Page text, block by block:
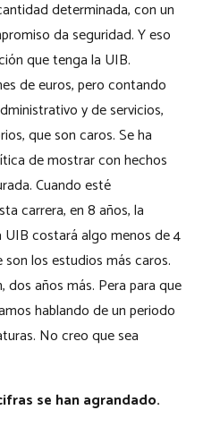
determinada, con un
da seguridad. Y eso
que tenga la UIB.
de euros, pero contando
y de servicios,
que son caros. Se ha
de mostrar con hechos
Cuando esté
carrera, en 8 años, la
costará algo menos de 4
los estudios más caros.
dos años más. Pera para que
hablando de un periodo
No creo que sea
se han agrandado.